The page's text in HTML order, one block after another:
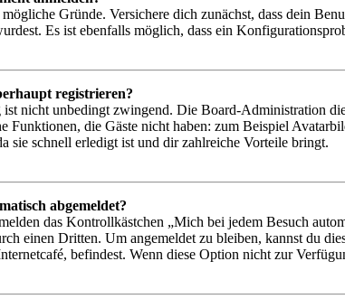
Gründe. Versichere dich zunächst, dass dein
Es ist ebenfalls möglich, dass ein
registrieren?
nicht unbedingt zwingend. Die Board-Administration
Funktionen, die Gäste nicht haben: zum Beispiel
sie schnell erledigt ist und dir zahlreiche Vorteile bringt.
abgemeldet?
das Kontrollkästchen „Mich bei jedem Besuch
einen Dritten. Um angemeldet zu bleiben, kannst du
befindest. Wenn diese Option nicht zur